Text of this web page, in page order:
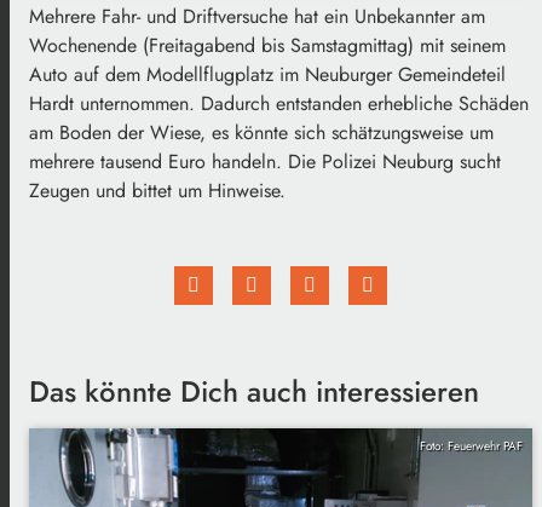
Mehrere Fahr- und Driftversuche hat ein Unbekannter am
Wochenende (Freitagabend bis Samstagmittag) mit seinem
Auto auf dem Modellflugplatz im Neuburger Gemeindeteil
Hardt unternommen. Dadurch entstanden erhebliche Schäden
am Boden der Wiese, es könnte sich schätzungsweise um
mehrere tausend Euro handeln. Die Polizei Neuburg sucht
Zeugen und bittet um Hinweise.
Das könnte Dich auch interessieren
Foto: Feuerwehr PAF